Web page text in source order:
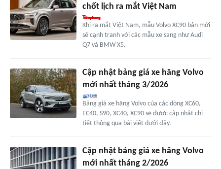
chốt lịch ra mắt Việt Nam
Khi ra mắt Việt Nam, mẫu Volvo XC90 bản mới
sẽ cạnh tranh với các mẫu xe sang như Audi
Q7 và BMW X5.
Cập nhật bảng giá xe hãng Volvo
mới nhất tháng 3/2026
Bảng giá xe hãng Volvo của các dòng XC60,
EC40, S90, XC40, XC90 sẽ được cập nhật chi
tiết thông qua bài viết dưới đây.
Cập nhật bảng giá xe hãng Volvo
mới nhất tháng 2/2026